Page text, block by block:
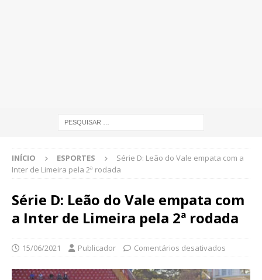
INÍCIO ESPORTES
Série D: Leão do Vale empata com a
Inter de Limeira pela 2ª rodada
Série D: Leão do Vale empata com
a Inter de Limeira pela 2ª rodada
15/06/2021 Publicador Comentários desativados